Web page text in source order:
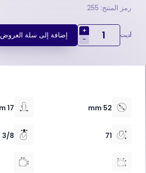
رمز المنتج: 255
أديت
+
-
إضافة إلى سلة العروض
52 mm
17 mm
71
3/8 mm